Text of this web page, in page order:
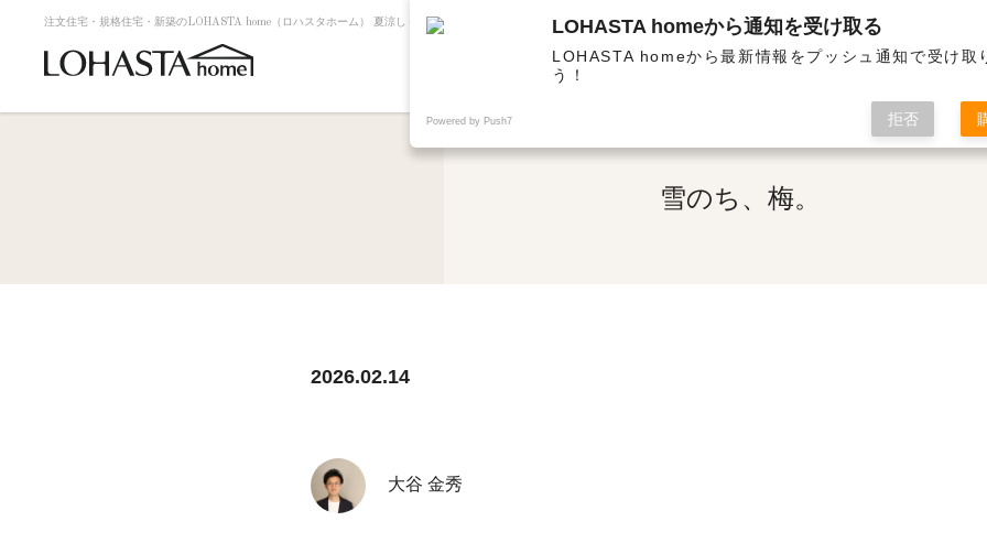
注文住宅・規格住宅・新築のLOHASTA home（ロハスタホーム） 夏涼しく冬暖かい高断熱・高気密の高性能住宅 | 雪のち、梅。
雪のち、梅。
2026.02.14
大谷 金秀
LOHASTA homeから通知を受け取る
LOHASTA homeから最新情報をプッシュ通知で受け取
う！
Powered by Push7 拒否